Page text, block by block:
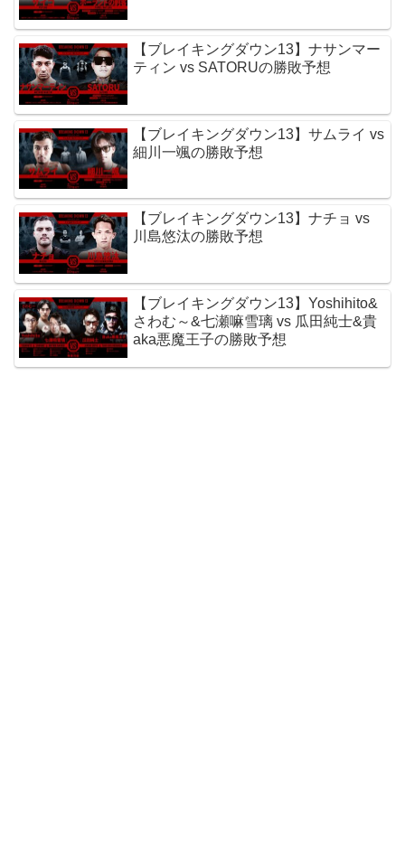
【ブレイキングダウン13】ナサンマー
ティン vs SATORUの勝敗予想
【ブレイキングダウン13】サムライ vs
細川一颯の勝敗予想
【ブレイキングダウン13】ナチョ vs
川島悠汰の勝敗予想
【ブレイキングダウン13】Yoshihito&
さわむ～&七瀬嘛雪璃 vs 瓜田純士&貴
aka悪魔王子の勝敗予想